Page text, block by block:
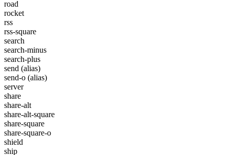
road
rocket
rss
rss-square
search
search-minus
search-plus
send (alias)
send-o (alias)
server
share
share-alt
share-alt-square
share-square
share-square-o
shield
ship